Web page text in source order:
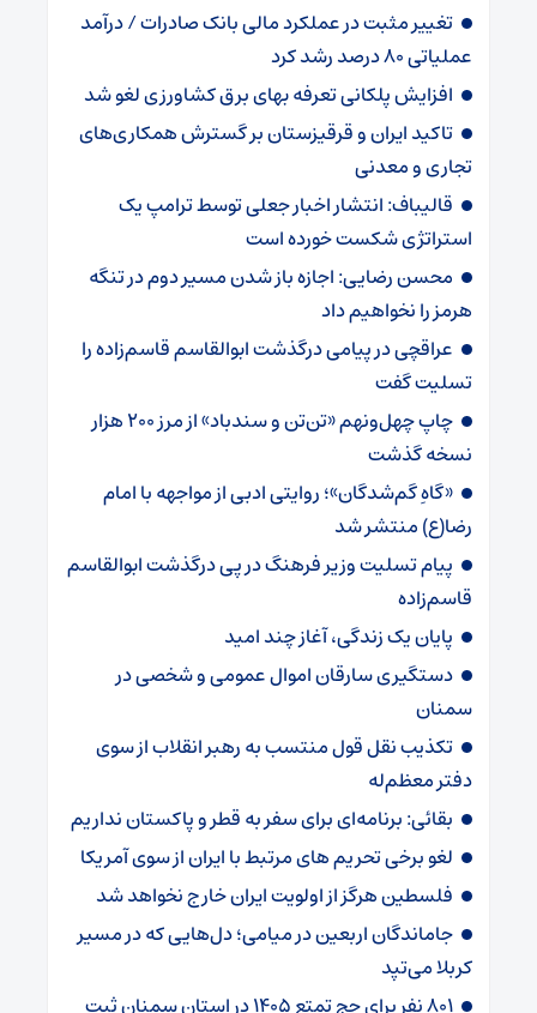
تغییر مثبت در عملکرد مالی بانک صادرات / درآمد
عملیاتی ۸۰ درصد رشد کرد
افزایش پلکانی تعرفه بهای برق کشاورزی لغو شد
تاکید ایران و قرقیزستان بر گسترش همکاری‌های
تجاری و معدنی
قالیباف: انتشار اخبار جعلی توسط ترامپ یک
استراتژی شکست خورده است
محسن رضایی: اجازه باز شدن مسیر دوم در تنگه
هرمز را نخواهیم داد
عراقچی در پیامی درگذشت ابوالقاسم قاسم‌زاده را
تسلیت گفت
چاپ چهل‌ونهم «تن‌تن و سندباد» از مرز ۲۰۰ هزار
نسخه گذشت
«گاهِ گم‌شدگان»؛ روایتی ادبی از مواجهه با امام
رضا(ع) منتشر شد
پیام تسلیت وزیر فرهنگ در پی درگذشت ابوالقاسم
قاسم‌زاده
پایان یک زندگی، آغاز چند امید
دستگیری سارقان اموال عمومی و شخصی در
سمنان
تکذیب نقل قول منتسب به رهبر انقلاب از سوی
دفتر معظم‌له
بقائی: برنامه‌ای برای سفر به قطر و پاکستان نداریم
لغو برخی تحریم های مرتبط با ایران از سوی آمریکا
فلسطین هرگز از اولویت ایران خارج نخواهد شد
جاماندگان اربعین در میامی؛ دل‌هایی که در مسیر
کربلا می‌تپد
۸۰۱ نفر برای حج تمتع ۱۴۰۵ در استان سمنان ثبت